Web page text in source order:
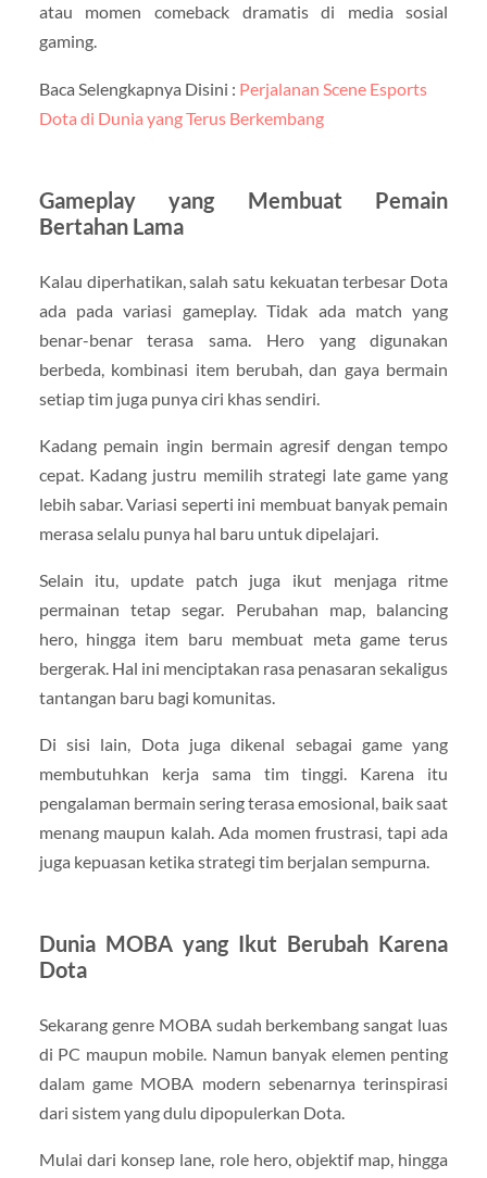
atau momen comeback dramatis di media sosial
gaming.
Baca Selengkapnya Disini : Perjalanan Scene Esports
Dota di Dunia yang Terus Berkembang
Gameplay yang Membuat Pemain
Bertahan Lama
Kalau diperhatikan, salah satu kekuatan terbesar Dota
ada pada variasi gameplay. Tidak ada match yang
benar-benar terasa sama. Hero yang digunakan
berbeda, kombinasi item berubah, dan gaya bermain
setiap tim juga punya ciri khas sendiri.
Kadang pemain ingin bermain agresif dengan tempo
cepat. Kadang justru memilih strategi late game yang
lebih sabar. Variasi seperti ini membuat banyak pemain
merasa selalu punya hal baru untuk dipelajari.
Selain itu, update patch juga ikut menjaga ritme
permainan tetap segar. Perubahan map, balancing
hero, hingga item baru membuat meta game terus
bergerak. Hal ini menciptakan rasa penasaran sekaligus
tantangan baru bagi komunitas.
Di sisi lain, Dota juga dikenal sebagai game yang
membutuhkan kerja sama tim tinggi. Karena itu
pengalaman bermain sering terasa emosional, baik saat
menang maupun kalah. Ada momen frustrasi, tapi ada
juga kepuasan ketika strategi tim berjalan sempurna.
Dunia MOBA yang Ikut Berubah Karena
Dota
Sekarang genre MOBA sudah berkembang sangat luas
di PC maupun mobile. Namun banyak elemen penting
dalam game MOBA modern sebenarnya terinspirasi
dari sistem yang dulu dipopulerkan Dota.
Mulai dari konsep lane, role hero, objektif map, hingga